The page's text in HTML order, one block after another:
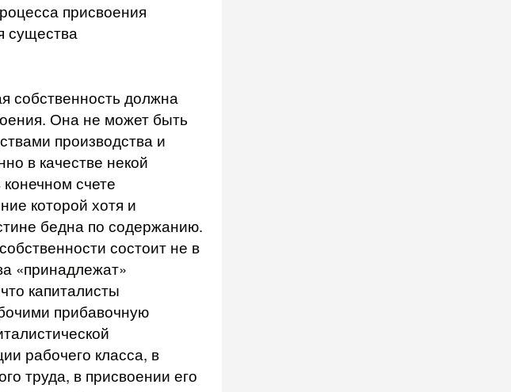
присвоения
существа
собственность должна
Она не может быть
производства и
в качестве некой
счете
которой хотя и
бедна по содержанию.
состоит не в
«принадлежат»
капиталисты
прибавочную
рабочего класса, в
труда, в присвоении его